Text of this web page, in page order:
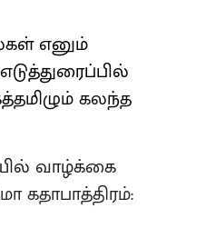
எனும்
கலந்த
வாழ்க்கை
கதாபாத்​திரம்: